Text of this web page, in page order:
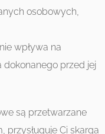
osobowych,
wpływa na
przed jej
są przetwarzane
przysługuje Ci skarga